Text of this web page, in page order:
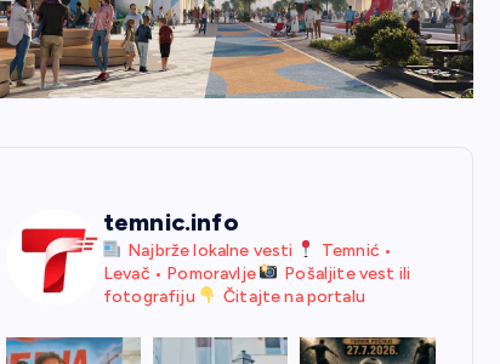
temnic.info
Najbrže lokalne vesti
Temnić •
Levač • Pomoravlje
Pošaljite vest ili
fotografiju
Čitajte na portalu